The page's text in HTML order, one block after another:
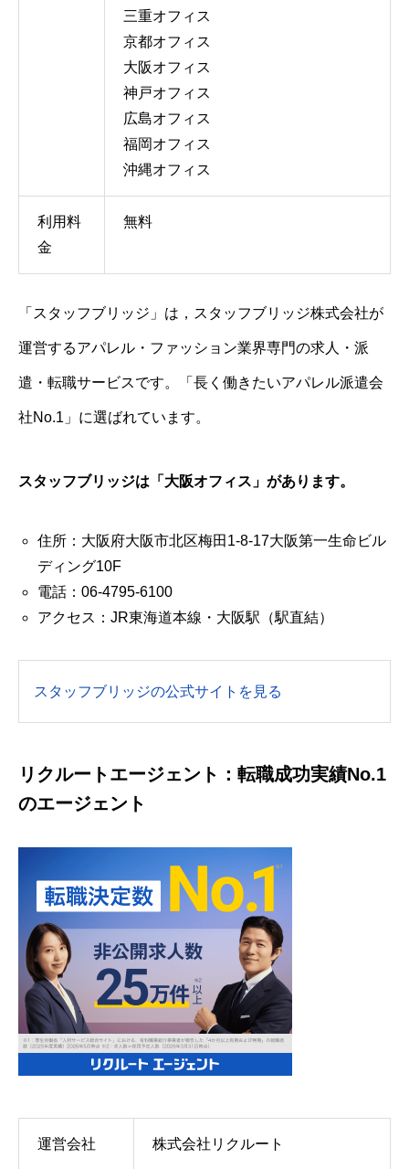
三重オフィス
京都オフィス
大阪オフィス
神戸オフィス
広島オフィス
福岡オフィス
沖縄オフィス
利用料
金
無料
「スタッフブリッジ」は，スタッフブリッジ株式会社が
運営するアパレル・ファッション業界専門の求人・派
遣・転職サービスです。「長く働きたいアパレル派遣会
社No.1」に選ばれています。
スタッフブリッジは「大阪オフィス」があります。
住所：大阪府大阪市北区梅田1-8-17大阪第一生命ビル
ディング10F
電話：06-4795-6100
アクセス：JR東海道本線・大阪駅（駅直結）
スタッフブリッジの公式サイトを見る
リクルートエージェント：転職成功実績No.1
のエージェント
運営会社 株式会社リクルート